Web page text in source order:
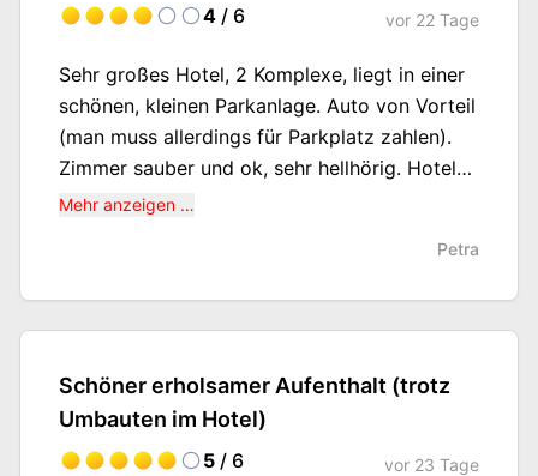
4 / 6 vor 22 Tage
Sehr großes Hotel, 2 Komplexe, liegt in einer
schönen, kleinen Parkanlage. Auto von Vorteil
(man muss allerdings für Parkplatz zahlen).
Zimmer sauber und ok, sehr hellhörig. Hotel
schon älter, es müsste einiges rennoviert
gerade gemacht, was leider etwas störend
Mehr anzeigen …
Petra
Schöner erholsamer Aufenthalt (trotz
Umbauten im Hotel)
5 / 6 vor 23 Tage